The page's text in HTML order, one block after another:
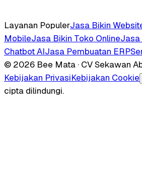
Layanan PopulerJasa Bikin
MobileJasa Bikin Toko OnlineJasa
Chatbot AIJasa Pembuatan ERP
© 2026 Bee Mata · CV Sekawan
Kebijakan PrivasiKebijakan Cookie
cipta dilindungi.